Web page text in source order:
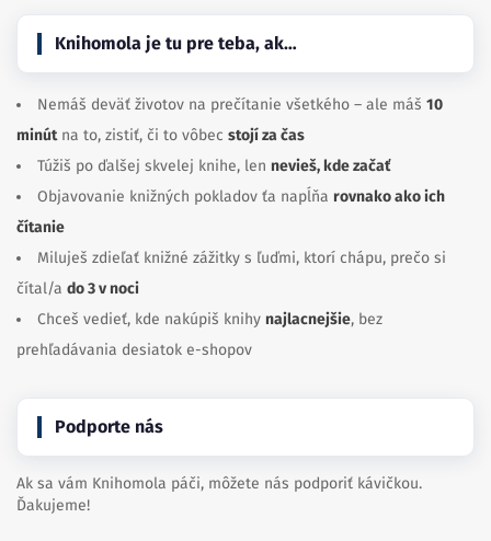
Knihomola je tu pre teba, ak…
Nemáš deväť životov na prečítanie všetkého – ale máš 10
minútna to, zistiť, či to vôbec stojí za čas
Túžiš po ďalšej skvelej knihe, len nevieš, kde začať
Objavovanie knižných pokladov ťa napĺňa rovnako ako ich
čítanie
Miluješ zdieľať knižné zážitky s ľuďmi, ktorí chápu, prečo si
čítal/a do 3 v noci
Chceš vedieť, kde nakúpiš knihy najlacnejšie, bez
prehľadávania desiatok e-shopov
Podporte nás
Ak sa vám Knihomola páči, môžete nás podporiť kávičkou.
Ďakujeme!